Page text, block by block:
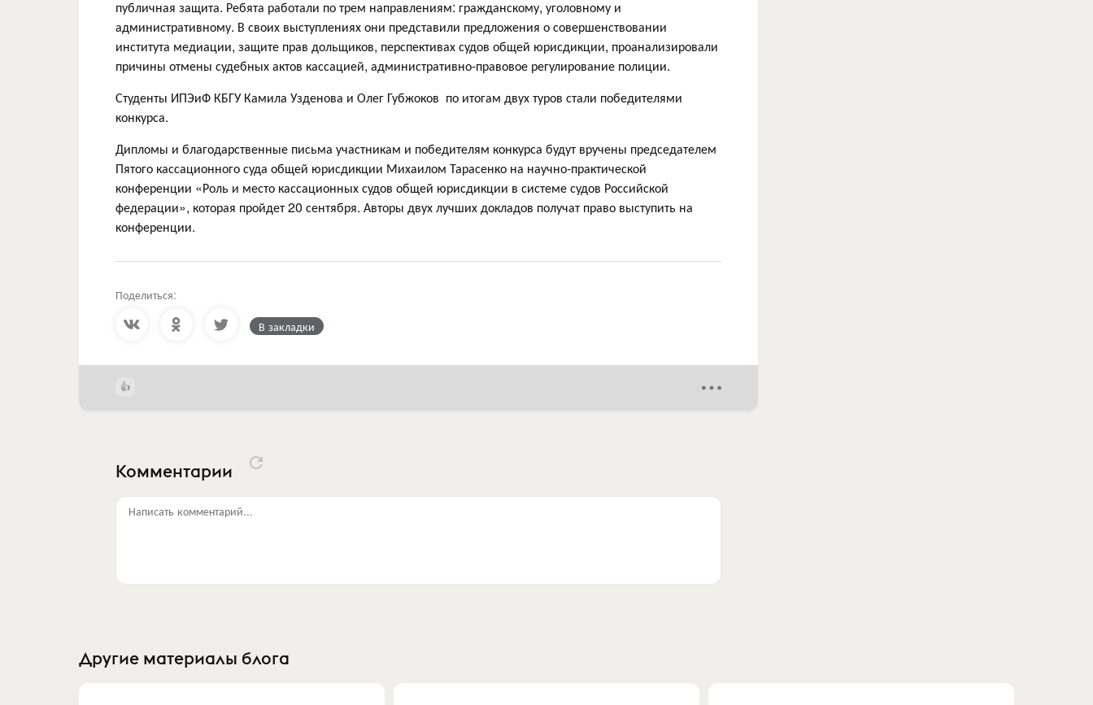
публичная защита. Ребята работали по трем направлениям: гражданскому, уголовному и
административному. В своих выступлениях они представили предложения о совершенствовании
института медиации, защите прав дольщиков, перспективах судов общей юрисдикции, проанализировали
причины отмены судебных актов кассацией, административно-правовое регулирование полиции.
Студенты ИПЭиФ КБГУ Камила Узденова и Олег Губжоков по итогам двух туров стали победителями
конкурса.
Дипломы и благодарственные письма участникам и победителям конкурса будут вручены председателем
Пятого кассационного суда общей юрисдикции Михаилом Тарасенко на научно-практической
конференции «Роль и место кассационных судов общей юрисдикции в системе судов Российской
федерации», которая пройдет 20 сентября. Авторы двух лучших докладов получат право выступить на
конференции.
Поделиться:
В закладки
Комментарии
Написать комментарий...
Другие материалы блога